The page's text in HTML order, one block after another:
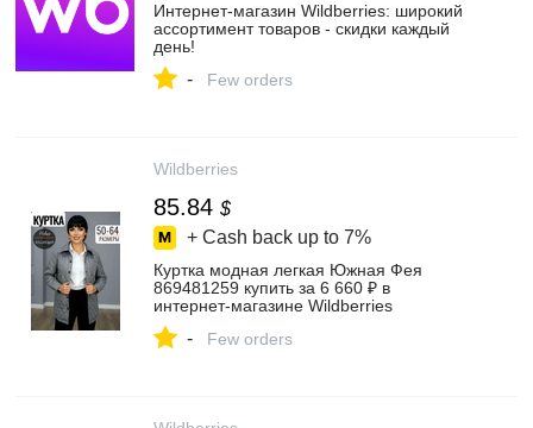
Интернет‑магазин Wildberries: широкий
ассортимент товаров - скидки каждый
день!
- Few orders
Wildberries
85.84 $
+ Cash back up to 7%
Куртка модная легкая Южная Фея
869481259 купить за 6 660 ₽ в
интернет‑магазине Wildberries
- Few orders